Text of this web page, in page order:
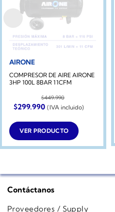
AIRONE
COMPRESOR DE AIRE AIRONE
3HP 100L 8BAR 11CFM
$449.990
El
precio
original
era:
$449.990.
$299.990El
precio
actual
es:
$299.990.
(IVA incluido)
VER PRODUCTO
Contáctanos
Proveedores / Supply